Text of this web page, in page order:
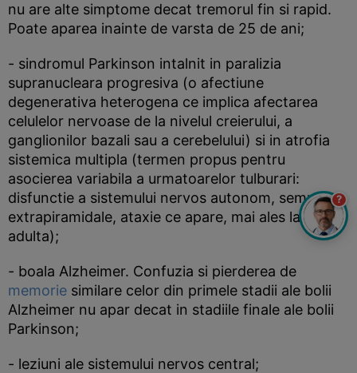
nu are alte simptome decat tremorul fin si rapid.
Poate aparea inainte de varsta de 25 de ani;
- sindromul Parkinson intalnit in paralizia
supranucleara progresiva (o afectiune
degenerativa heterogena ce implica afectarea
celulelor nervoase de la nivelul creierului, a
ganglionilor bazali sau a cerebelului) si in atrofia
sistemica multipla (termen propus pentru
asocierea variabila a urmatoarelor tulburari:
disfunctie a sistemului nervos autonom, semne
extrapiramidale, ataxie ce apare, mai ales la varsta
adulta);
- boala Alzheimer. Confuzia si pierderea de
memorie similare celor din primele stadii ale bolii
Alzheimer nu apar decat in stadiile finale ale bolii
Parkinson;
- leziuni ale sistemului nervos central;
?